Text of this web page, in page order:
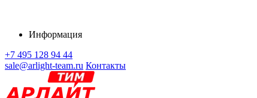
Информация
+7 495 128 94 44
sale@arlight-team.ru Контакты